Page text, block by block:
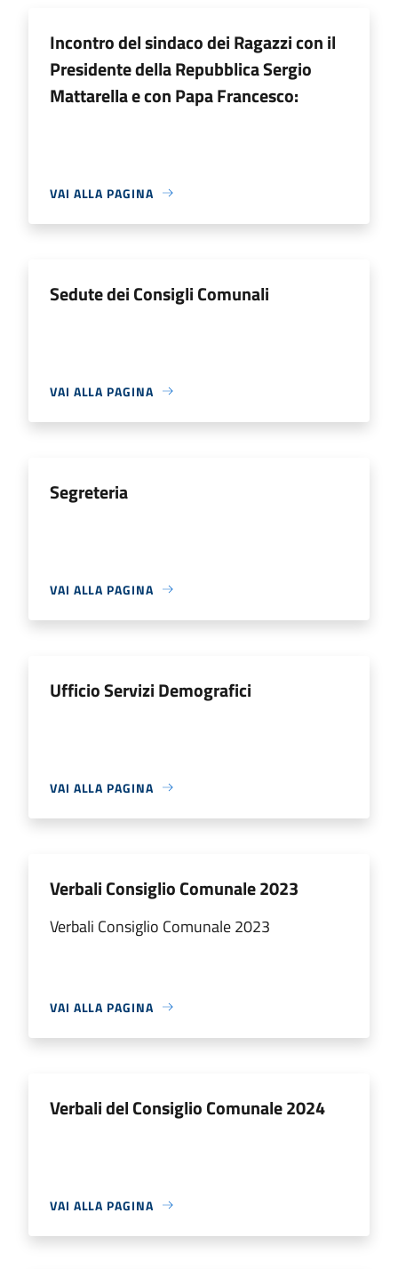
Incontro del sindaco dei Ragazzi con il
Presidente della Repubblica Sergio
Mattarella e con Papa Francesco:
VAI ALLA PAGINA
Sedute dei Consigli Comunali
VAI ALLA PAGINA
Segreteria
VAI ALLA PAGINA
Ufficio Servizi Demografici
VAI ALLA PAGINA
Verbali Consiglio Comunale 2023
Verbali Consiglio Comunale 2023
VAI ALLA PAGINA
Verbali del Consiglio Comunale 2024
VAI ALLA PAGINA